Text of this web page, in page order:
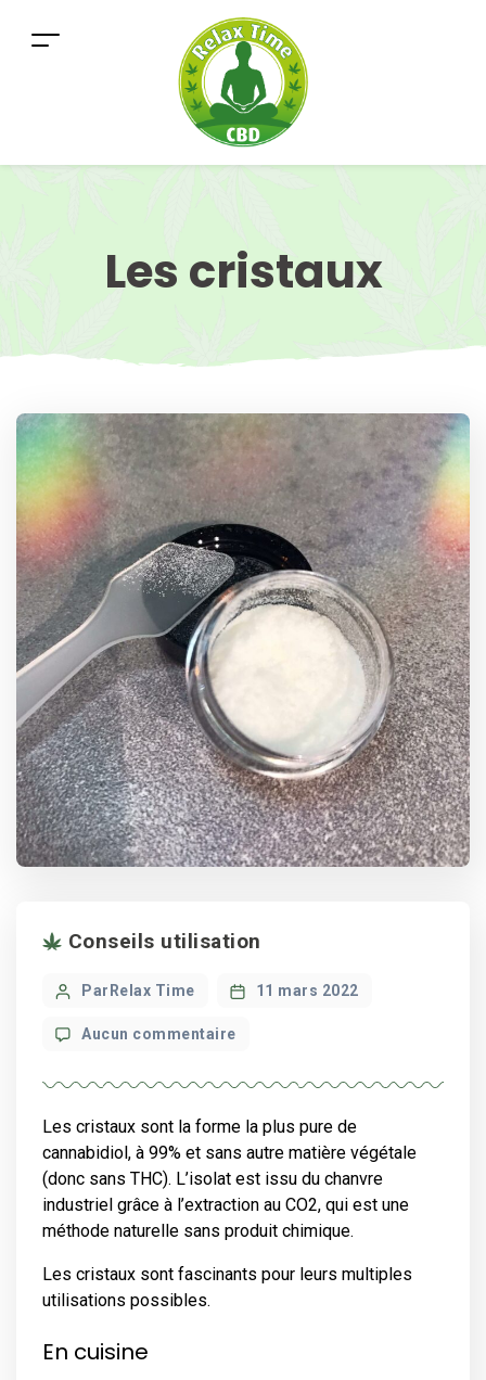
Les cristaux
Categories
Conseils utilisation
PostParRelax Time 11 mars 2022
Aucun commentairesur
Les cristaux sont la forme la plus pure de
cannabidiol, à 99% et sans autre matière végétale
(donc sans THC). L’isolat est issu du chanvre
industriel grâce à l’extraction au CO2, qui est une
méthode naturelle sans produit chimique.
Les cristaux sont fascinants pour leurs multiples
utilisations possibles.
En cuisine